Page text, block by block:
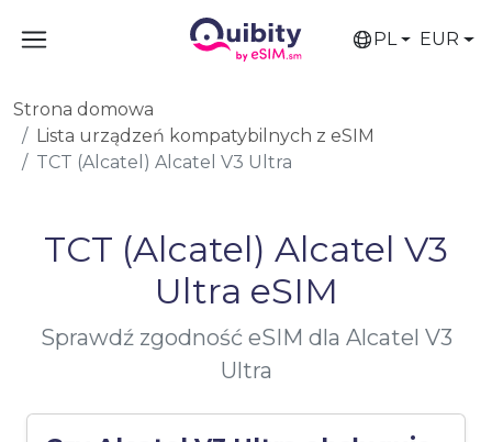
PL EUR
Strona domowa
Lista urządzeń kompatybilnych z eSIM
TCT (Alcatel) Alcatel V3 Ultra
TCT (Alcatel) Alcatel V3
Ultra eSIM
Sprawdź zgodność eSIM dla Alcatel V3
Ultra